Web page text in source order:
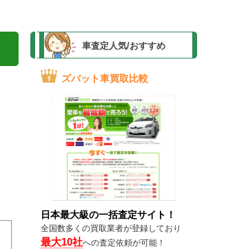
車査定人気/おすすめ
ズバット車買取比較
日本最大級の一括査定サイト！
全国数多くの買取業者が登録しており
最大10社への査定依頼が可能！